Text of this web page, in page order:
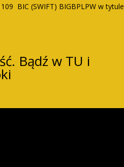
BIC (SWIFT) BIGBPLPW w tytule
Bądź w TU i